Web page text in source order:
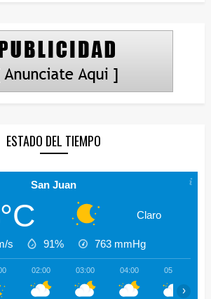
ESTADO DEL TIEMPO
San Juan
Claro
s 91% 763 mmHg
02:00 03:00 04:00 05:00
›